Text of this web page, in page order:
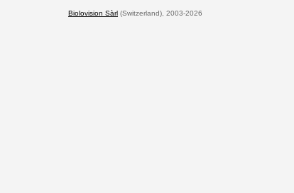
Biolovision Sàrl (Switzerland), 2003-2026